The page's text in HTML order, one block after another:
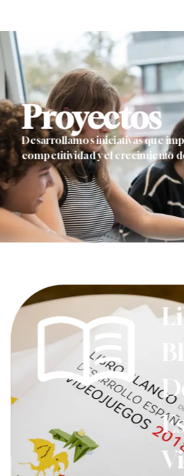
Proyectos
Desarrollamos iniciativas que
competitividad y el crecimiento